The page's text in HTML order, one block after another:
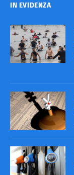
IN EVIDENZA